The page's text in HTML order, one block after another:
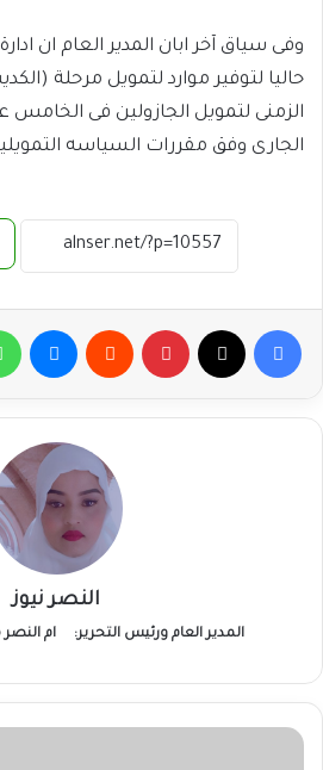
وفى سياق آخر ابان المدير العام ان
حاليا لتوفير موارد لتمويل مرحلة
الزمنى لتمويل الجازولين فى
الجارى وفق مقررات السياسه
فيسبوك بينتيريست
النصر نيوز
المدير العام ورئيس التحرير: ام
والي